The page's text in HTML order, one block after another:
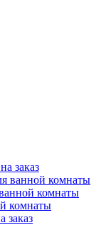
заказ
ванной комнаты
комнаты
комнаты
заказ